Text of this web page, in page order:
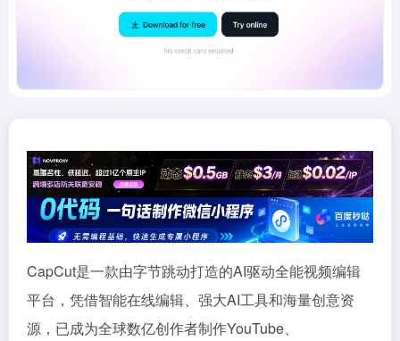
CapCut是一款由字节跳动打造的AI驱动全能视频编辑
平台，凭借智能在线编辑、强大AI工具和海量创意资
源，已成为全球数亿创作者制作YouTube、